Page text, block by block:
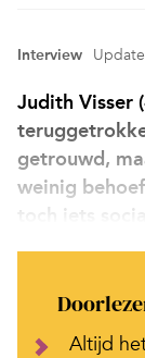
Interview
Judith Visser
getrouwd,
weinig
toch iets
Altijd